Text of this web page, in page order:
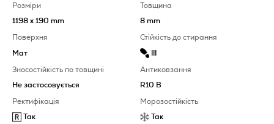
Розміри
1198 x 190 mm
Товщина
8 mm
Поверхня
Мат
Стійкість до стирання
Зносостійкість по товщині
Не застосовується
Антиковзання
R10 B
Ректифікація
Так
Морозостійкість
Так